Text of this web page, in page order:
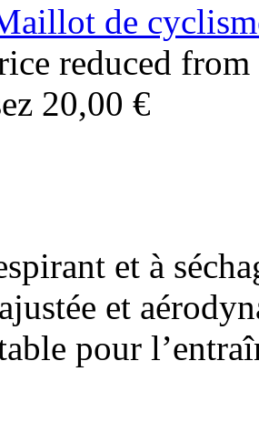
de
reduced from
20,00 €
et à
et
pour